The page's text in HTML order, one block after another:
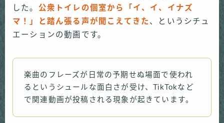
した。 公衆トイレの個室から「イ、イ、イナズ
マ！」と踏ん張る声が聞こえてきた 、というシチュ
エーションの動画です。
楽曲のフレーズが日常の予期せぬ場面で使われ
るというシュールな面白さが受け、TikTokなど
で関連動画が投稿される現象が起きています。